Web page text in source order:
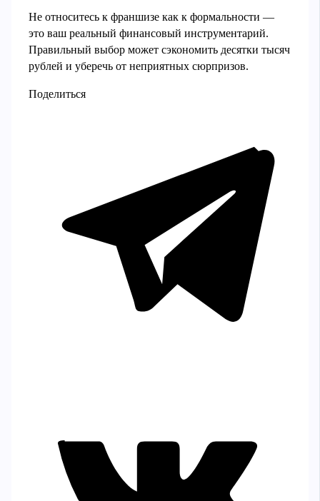
Не относитесь к франшизе как к формальности —
это ваш реальный финансовый инструментарий.
Правильный выбор может сэкономить десятки тысяч
рублей и уберечь от неприятных сюрпризов.
Поделиться